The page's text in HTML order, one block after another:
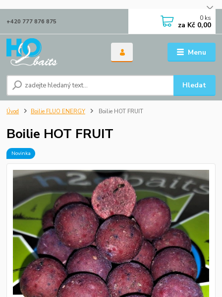
Menu
Hledat
+420 777 876 875 0 ks
za Kč 0,00
Úvod Boilie FLUO ENERGY Boilie HOT FRUIT
Boilie HOT FRUIT
Novinka